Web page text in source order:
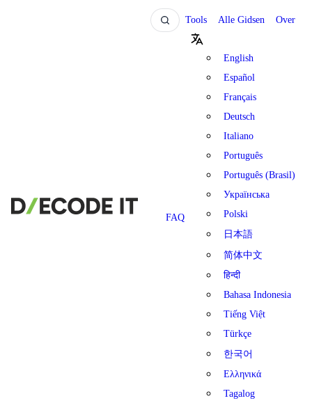
Tools Alle Gidsen Over
FAQ
English
Español
Français
Deutsch
Italiano
Português
Português (Brasil)
Українська
Polski
日本語
简体中文
हिन्दी
Bahasa Indonesia
Tiếng Việt
Türkçe
한국어
Ελληνικά
Tagalog